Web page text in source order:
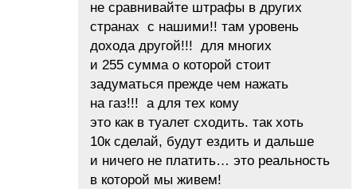
не сравнивайте штрафы в других
странах с нашими!! там уровень
дохода другой!!! для многих
и 255 сумма о которой стоит
задуматься прежде чем нажать
на газ!!! а для тех кому
это как в туалет сходить. так хоть
10к сделай, будут ездить и дальше
и ничего не платить… это реальность
в которой мы живем!